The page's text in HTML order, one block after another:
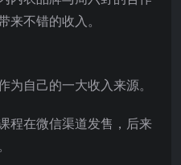
来不错的收入。
自己的一大收入来源。
程在微信渠道发售，后来